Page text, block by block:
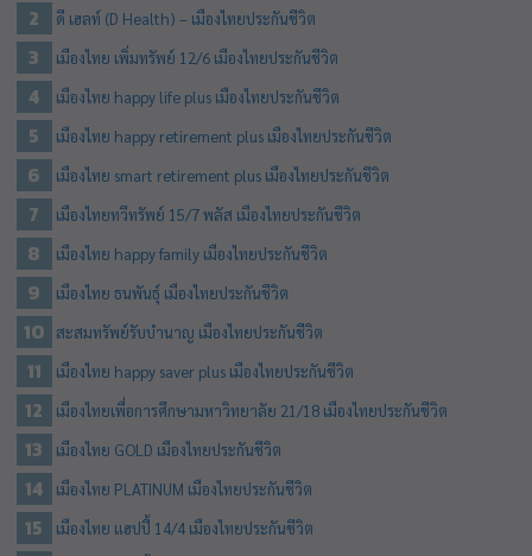
ดี เฮลท์ (D Health) – เมืองไทยประกันชีวิต
เมืองไทย เพิ่มทรัพย์ 12/6 เมืองไทยประกันชีวิต
เมืองไทย happy life plus เมืองไทยประกันชีวิต
เมืองไทย happy retirement plus เมืองไทยประกันชีวิต
เมืองไทย smart retirement plus เมืองไทยประกันชีวิต
เมืองไทยทวีทรัพย์ 15/7 พลัส เมืองไทยประกันชีวิต
เมืองไทย happy family เมืองไทยประกันชีวิต
เมืองไทย ธนพันธุ์ เมืองไทยประกันชีวิต
สะสมทรัพย์รับบำนาญ เมืองไทยประกันชีวิต
เมืองไทย happy saver plus เมืองไทยประกันชีวิต
เมืองไทยเพื่อการศึกษามหาวิทยาลัย 21/18 เมืองไทยประกันชีวิต
เมืองไทย GOLD เมืองไทยประกันชีวิต
เมืองไทย PLATINUM เมืองไทยประกันชีวิต
เมืองไทย แฮปปี้ 14/4 เมืองไทยประกันชีวิต